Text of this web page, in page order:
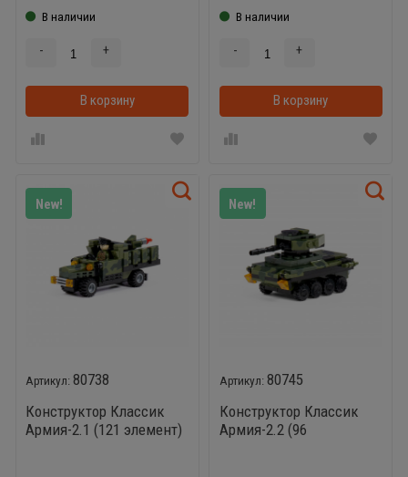
В наличии
- +
В корзину В корзинке
В наличии
- +
В корзину
New!
80738
Конструктор Классик
Армия-2.1 (121 элемент)
New!
80745
Конструктор Классик
Армия-2.2 (96